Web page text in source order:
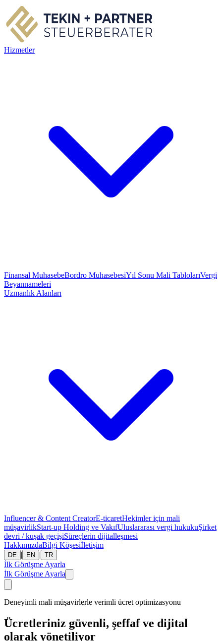
Hizmetler
Finansal MuhasebeBordro MuhasebesiYıl Sonu Mali TablolarıVergi
Beyannameleri
Uzmanlık Alanları
Influencer & Content CreatorE-ticaretHekimler için mali
müşavirlikStart-up Holding ve VakıfUluslararası vergi hukukuŞirket
devri / kuşak geçişiSüreçlerin dijitalleşmesi
HakkımızdaBilgi Köşesiİletişim
DE | EN | TR
İlk Görüşme Ayarla
İlk Görüşme Ayarla
Deneyimli mali müşavirlerle verimli ücret optimizasyonu
Ücretleriniz güvenli, şeffaf ve dijital
olarak yönetiliyor